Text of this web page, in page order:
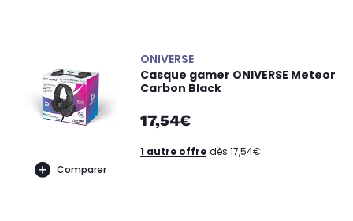
Comparer
ONIVERSE
Casque gamer ONIVERSE Meteor
Carbon Black
17,54€
1 autre offre dès 17,54€